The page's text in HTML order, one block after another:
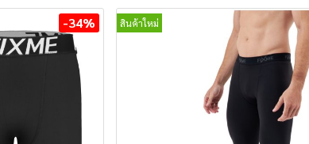
-34% สินค้าใหม่